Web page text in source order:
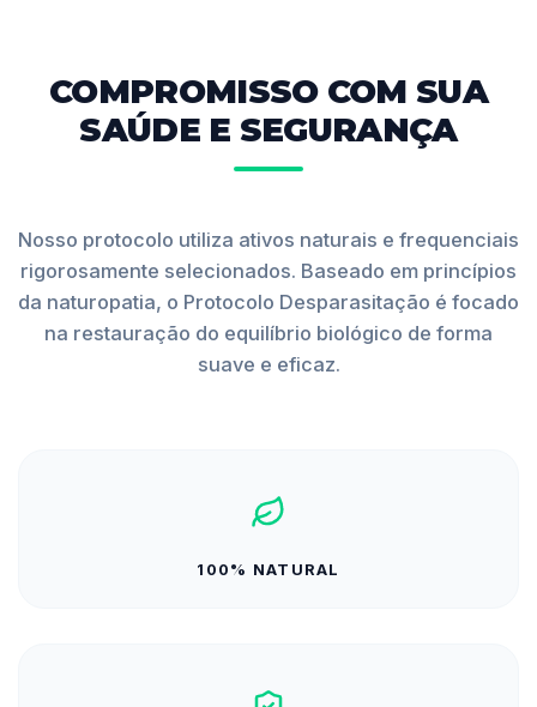
COMPROMISSO COM SUA
SAÚDE E SEGURANÇA
Nosso protocolo utiliza ativos naturais e frequenciais
rigorosamente selecionados. Baseado em princípios
da naturopatia, o Protocolo Desparasitação é focado
na restauração do equilíbrio biológico de forma
suave e eficaz.
100% NATURAL